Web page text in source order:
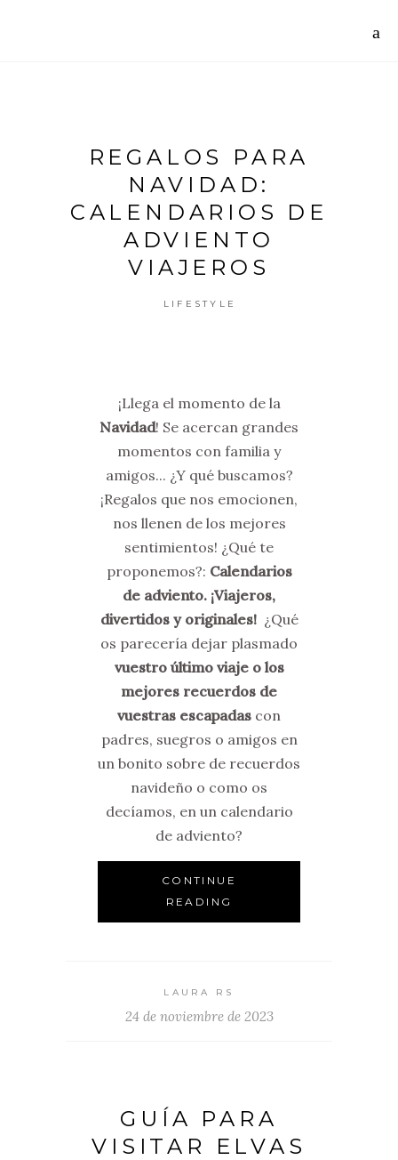
REGALOS PARA
NAVIDAD:
CALENDARIOS DE
ADVIENTO
VIAJEROS
LIFESTYLE
¡Llega el momento de la
Navidad! Se acercan grandes
momentos con familia y
amigos... ¿Y qué buscamos?
¡Regalos que nos emocionen,
nos llenen de los mejores
sentimientos! ¿Qué te
proponemos?: Calendarios
de adviento. ¡Viajeros,
divertidos y originales! ¿Qué
os parecería dejar plasmado
vuestro último viaje o los
mejores recuerdos de
vuestras escapadas con
padres, suegros o amigos en
un bonito sobre de recuerdos
navideño o como os
decíamos, en un calendario
de adviento?
CONTINUE
READING
LAURA RS
24 de noviembre de 2023
GUÍA PARA
VISITAR ELVAS